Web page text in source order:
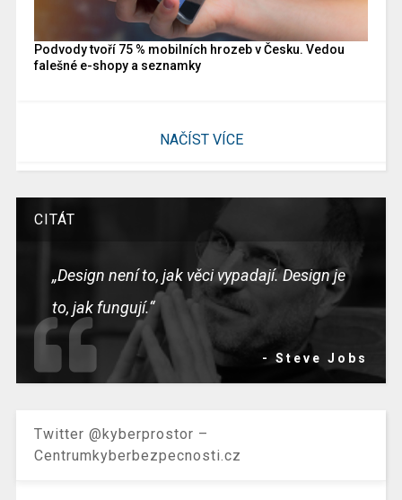
Podvody tvoří 75 % mobilních hrozeb v Česku. Vedou
falešné e-shopy a seznamky
NAČÍST VÍCE
CITÁT
„Design není to, jak věci vypadají. Design je
to, jak fungují.“
- Steve Jobs
Twitter @kyberprostor –
Centrumkyberbezpecnosti.cz